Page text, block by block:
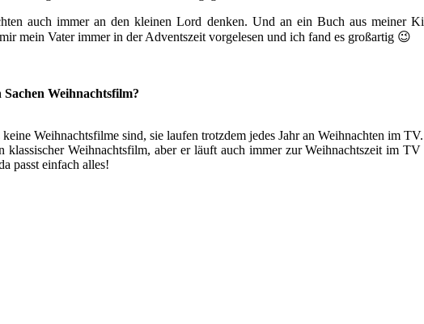
auch immer an den kleinen Lord denken. Und an ein Buch aus meiner
mein Vater immer in der Adventszeit vorgelesen und ich fand es großartig 😉
Weihnachtsfilm?
Weihnachtsfilme sind, sie laufen trotzdem jedes Jahr an Weihnachten im TV.
klassischer Weihnachtsfilm, aber er läuft auch immer zur Weihnachtszeit im
passt einfach alles!